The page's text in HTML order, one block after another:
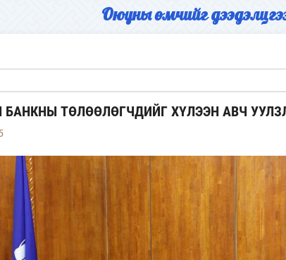
Оюуны өмчийг
БАНКНЫ ТӨЛӨӨЛӨГЧДИЙГ ХҮЛЭЭН АВЧ